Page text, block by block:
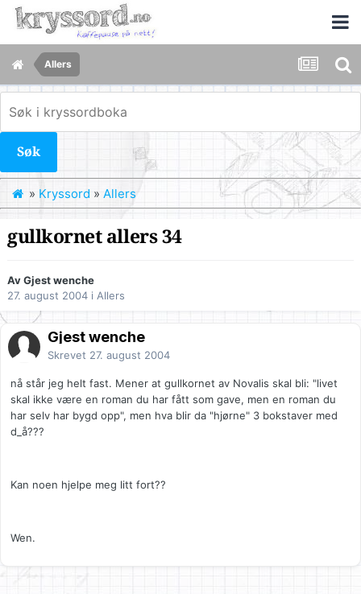
Allers
Søk
» Kryssord » Allers
gullkornet allers 34
Av Gjest wenche
27. august 2004 i Allers
Gjest wenche
Skrevet 27. august 2004
nå står jeg helt fast. Mener at gullkornet av Novalis skal bli: "livet
skal ikke være en roman du har fått som gave, men en roman du
har selv har bygd opp", men hva blir da "hjørne" 3 bokstaver med
d_å???
Kan noen hjelpe meg litt fort??
Wen.